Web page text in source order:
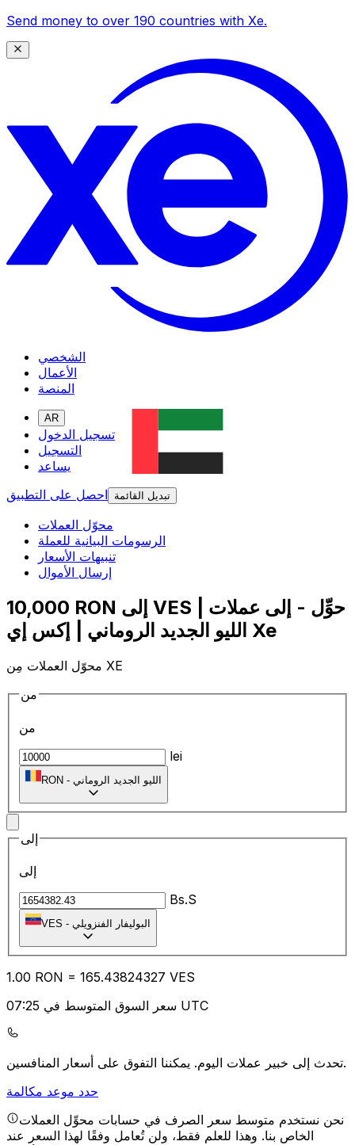
Send money to over 190 countries with Xe.
الشخصي
الأعمال
المنصة
AR
تسجيل الدخول
التسجيل
يساعد
احصل على التطبيق
تبديل القائمة
محوّل العملات
الرسومات البيانية للعملة
تنبيهات الأسعار
إرسال الأموال
10,000 RON إلى VES | حوِّل - إلى عملات
الليو الجديد الروماني | إكس إي Xe
محوّل العملات مِن XE
من
من
lei
RON - الليو الجديد الروماني
إلى
إلى
Bs.S
VES - البوليفار الفنزويلي
1.00 RON = 165.43824327 VES
سعر السوق المتوسط في 07:25 UTC
تحدث إلى خبير عملات اليوم.يمكننا التفوق على أسعار المنافسين.
حدد موعد مكالمة
نحن نستخدم متوسط سعر الصرف في حسابات محوِّل العملات
الخاص بنا. وهذا للعلم فقط، ولن تُعامل وفقًا لهذا السعر عند